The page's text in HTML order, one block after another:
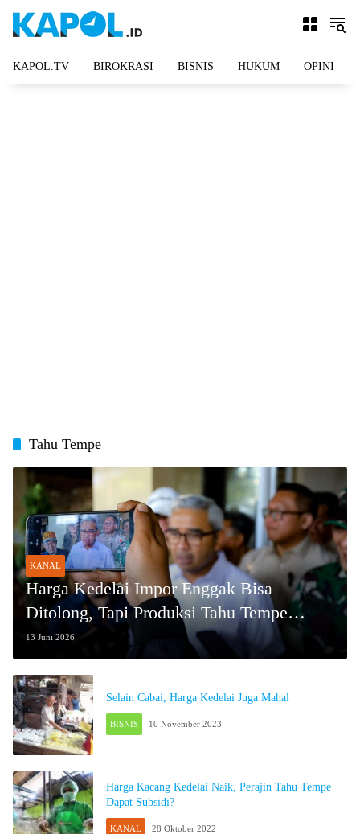
KAPOL.TV BIROKRASI BISNIS HUKUM OPINI
Tahu Tempe
KANAL
Harga Kedelai Impor Enggak Bisa
Ditolong, Tapi Produksi Tahu Tempe
Jangan Berhenti
13 Juni 2026
Selain Cabai, Harga Kedelai Juga Mahal
BISNIS 10 November 2023
Harga Kacang Kedelai Naik, Perajin Tahu Tempe
Dapat Subsidi?
KANAL 28 Oktober 2022